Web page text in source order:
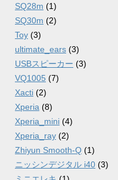
SQ28m (1)
SQ30m (2)
Toy (3)
ultimate_ears (3)
USBスピーカー (3)
VQ1005 (7)
Xacti (2)
Xperia (8)
Xperia_mini (4)
Xperia_ray (2)
Zhiyun Smooth-Q (1)
ニッシンデジタル i40 (3)